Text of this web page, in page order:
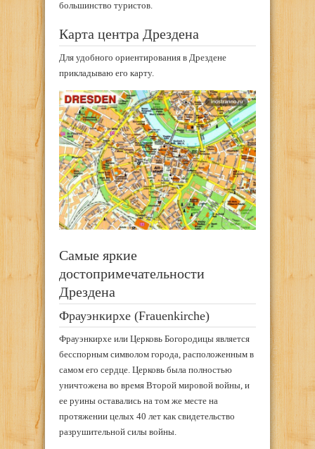
большинство туристов.
Карта центра Дрездена
Для удобного ориентирования в Дрездене
прикладываю его карту.
Самые яркие
достопримечательности
Дрездена
Фрауэнкирхе (Frauenkirche)
Фрауэнкирхе или Церковь Богородицы является
бесспорным символом города, расположенным в
самом его сердце. Церковь была полностью
уничтожена во время Второй мировой войны, и
ее руины оставались на том же месте на
протяжении целых 40 лет как свидетельство
разрушительной силы войны.